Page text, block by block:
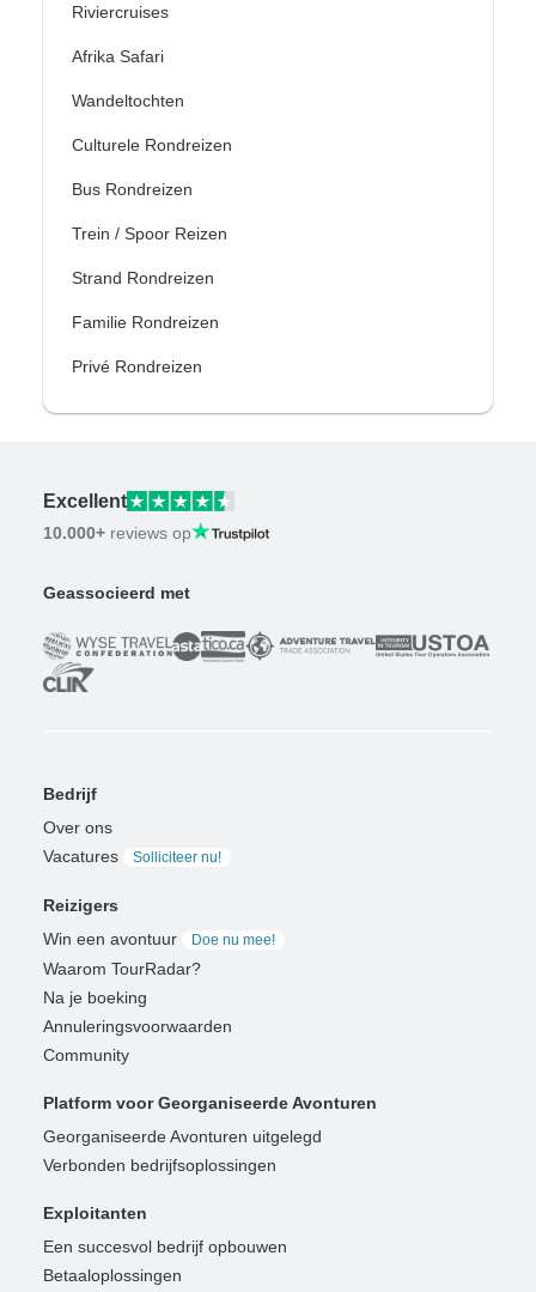
Riviercruises
Afrika Safari
Wandeltochten
Culturele Rondreizen
Bus Rondreizen
Trein / Spoor Reizen
Strand Rondreizen
Familie Rondreizen
Privé Rondreizen
Excellent
10.000+ reviews op
Geassocieerd met
Bedrijf
Over ons
Vacatures
Solliciteer nu!
Reizigers
Win een avontuur
Doe nu mee!
Waarom TourRadar?
Na je boeking
Annuleringsvoorwaarden
Community
Platform voor Georganiseerde Avonturen
Georganiseerde Avonturen uitgelegd
Verbonden bedrijfsoplossingen
Exploitanten
Een succesvol bedrijf opbouwen
Betaaloplossingen